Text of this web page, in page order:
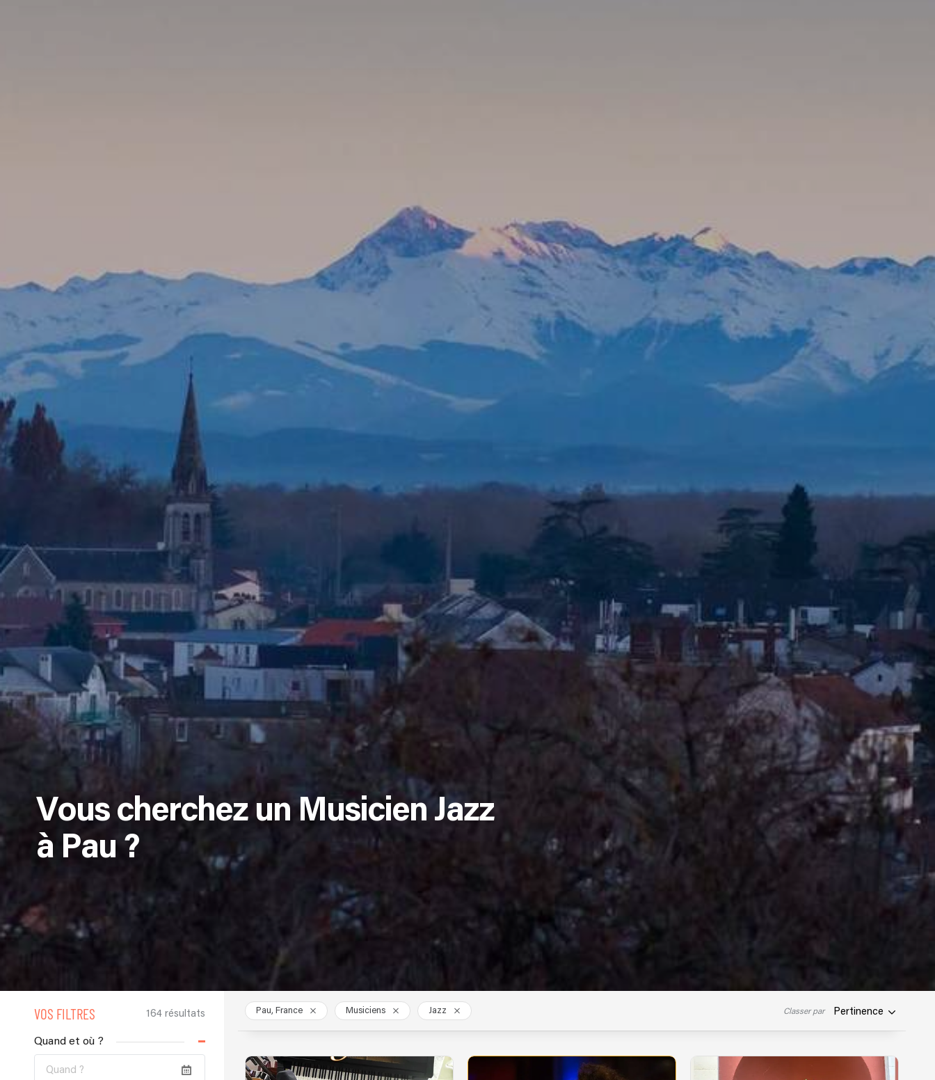
Vous cherchez un Musicien Jazz
à Pau ?
VOS FILTRES 164 résultats
Quand et où ?
Pau, France Musiciens Jazz Classer par Pertinence